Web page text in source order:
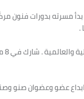
مسرته بدورات فنون
.
مبدا
ابداع عضو وعضوان صنو